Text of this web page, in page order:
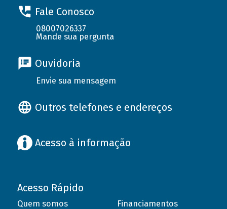
Fale Conosco
08007026337
Mande sua pergunta
Ouvidoria
Envie sua mensagem
Outros telefones e endereços
Acesso à informação
Acesso Rápido
Quem somos
Financiamentos